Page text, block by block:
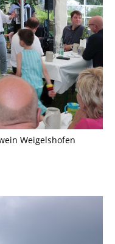
Weigelshofen